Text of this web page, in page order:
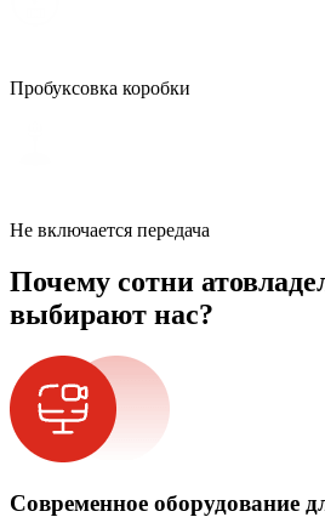
Пробуксовка коробки
Не включается передача
Почему сотни
выбирают нас?
Современное оборудование